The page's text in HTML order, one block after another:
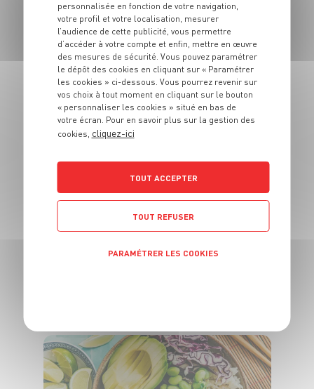
RECETTE
Tataki de thon aux
cacahuètes et salade
d'herbes
4 pers.
personnalisée en fonction de votre navigation,
votre profil et votre localisation, mesurer
l’audience de cette publicité, vous permettre
d’accéder à votre compte et enfin, mettre en œuvre
des mesures de sécurité. Vous pouvez paramétrer
le dépôt des cookies en cliquant sur « Paramétrer
les cookies » ci-dessous. Vous pourrez revenir sur
vos choix à tout moment en cliquant sur le bouton
« personnaliser les cookies » situé en bas de
votre écran. Pour en savoir plus sur la gestion des
cookies, cliquez-ici
TOUT ACCEPTER
TOUT REFUSER
PARAMÉTRER LES COOKIES